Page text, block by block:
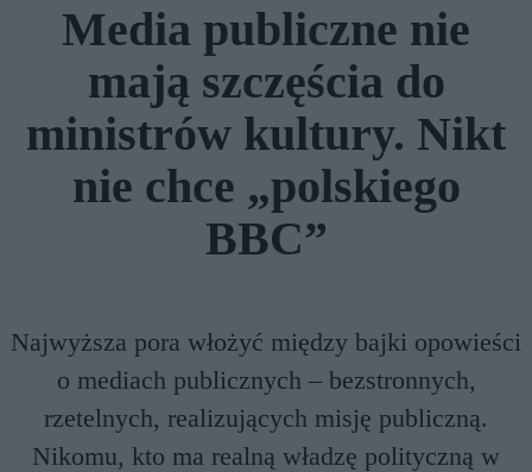
Media publiczne nie
mają szczęścia do
ministrów kultury. Nikt
nie chce „polskiego
BBC”
Najwyższa pora włożyć między bajki opowieści
o mediach publicznych – bezstronnych,
rzetelnych, realizujących misję publiczną.
Nikomu, kto ma realną władzę polityczną w